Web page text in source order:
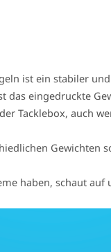
ist ein stabiler
das eingedruckte
Tacklebox, auch
Gewichten
haben, schaut auf